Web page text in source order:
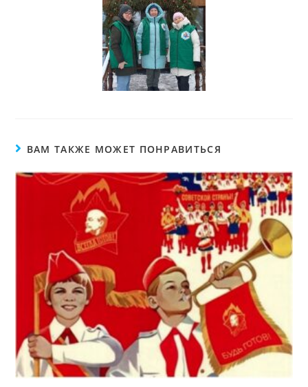
ВАМ ТАКЖЕ МОЖЕТ ПОНРАВИТЬСЯ